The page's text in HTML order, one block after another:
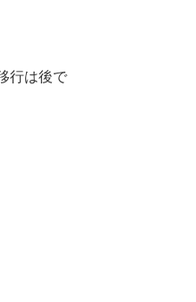
行は後で